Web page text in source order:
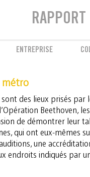
La STIB à l’écoute de son
ENTREPRISE
métro
des lieux prisés par
Beethoven, les
de démontrer leur
qui ont eux-mêmes
une
endroits indiqués par